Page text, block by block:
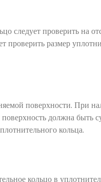
следует проверить на
проверить размер
поверхности. При
должна быть
кольца.
кольцо в